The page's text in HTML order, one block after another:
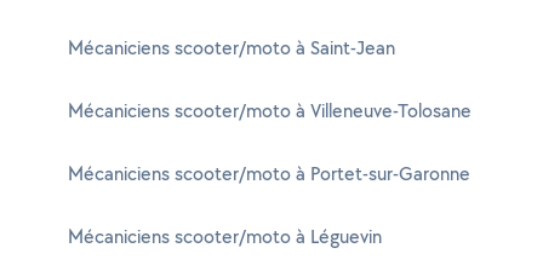
Mécaniciens scooter/moto à Saint-Jean
Mécaniciens scooter/moto à Villeneuve-Tolosane
Mécaniciens scooter/moto à Portet-sur-Garonne
Mécaniciens scooter/moto à Léguevin